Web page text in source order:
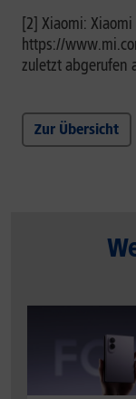
[2] Xiaomi:
https://
zuletzt abgerufen
Zur Übersicht